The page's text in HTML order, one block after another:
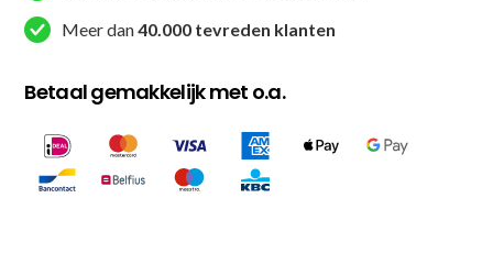
Meer dan40.000 tevreden klanten
Betaal gemakkelijk met o.a.